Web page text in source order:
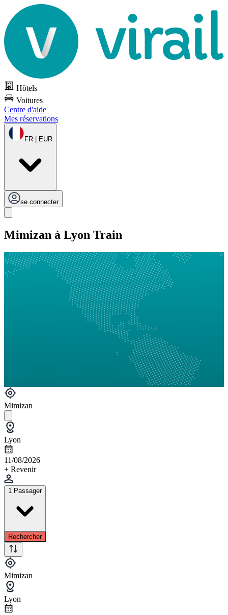
Hôtels
Voitures
Centre d'aide
Mes réservations
FR | EUR
se connecter
Mimizan à Lyon Train
Mimizan
Lyon
11/08/2026
+ Revenir
1 Passager
Rechercher
Mimizan
Lyon